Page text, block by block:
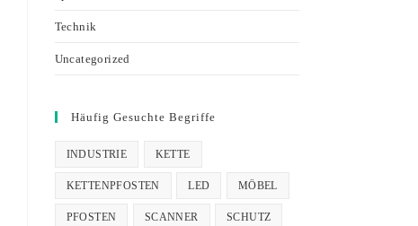
Technik
Uncategorized
Häufig Gesuchte Begriffe
INDUSTRIE KETTE
KETTENPFOSTEN LED MÖBEL
PFOSTEN SCANNER SCHUTZ